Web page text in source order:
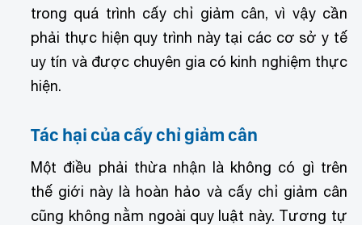
trong quá trình cấy chỉ giảm cân, vì vậy cần
phải thực hiện quy trình này tại các cơ sở y tế
uy tín và được chuyên gia có kinh nghiệm thực
hiện.
Tác hại của cấy chỉ giảm cân
Một điều phải thừa nhận là không có gì trên
thế giới này là hoàn hảo và cấy chỉ giảm cân
cũng không nằm ngoài quy luật này. Tương tự